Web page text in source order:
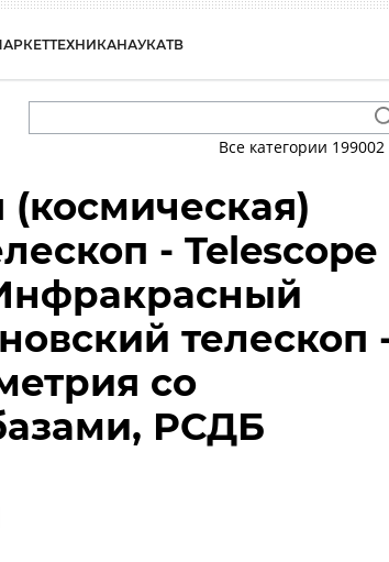
ТЕХНИКАНАУКАТВ
Все категории 199002
- Telescope
телескоп
со
РСДБ